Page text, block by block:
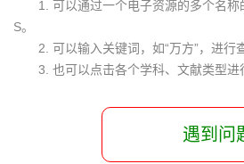
1. 可以通过一个电子资源的多个名
S。
2. 可以输入关键词，如“万方”，进行
3. 也可以点击各个学科、文献类型进
遇到问